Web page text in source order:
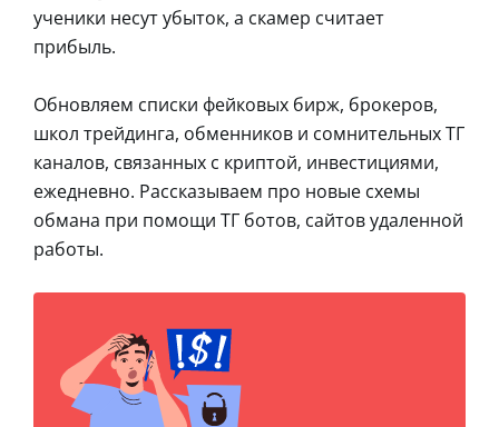
ученики несут убыток, а скамер считает
прибыль.
Обновляем списки фейковых бирж, брокеров,
школ трейдинга, обменников и сомнительных ТГ
каналов, связанных с криптой, инвестициями,
ежедневно. Рассказываем про новые схемы
обмана при помощи ТГ ботов, сайтов удаленной
работы.